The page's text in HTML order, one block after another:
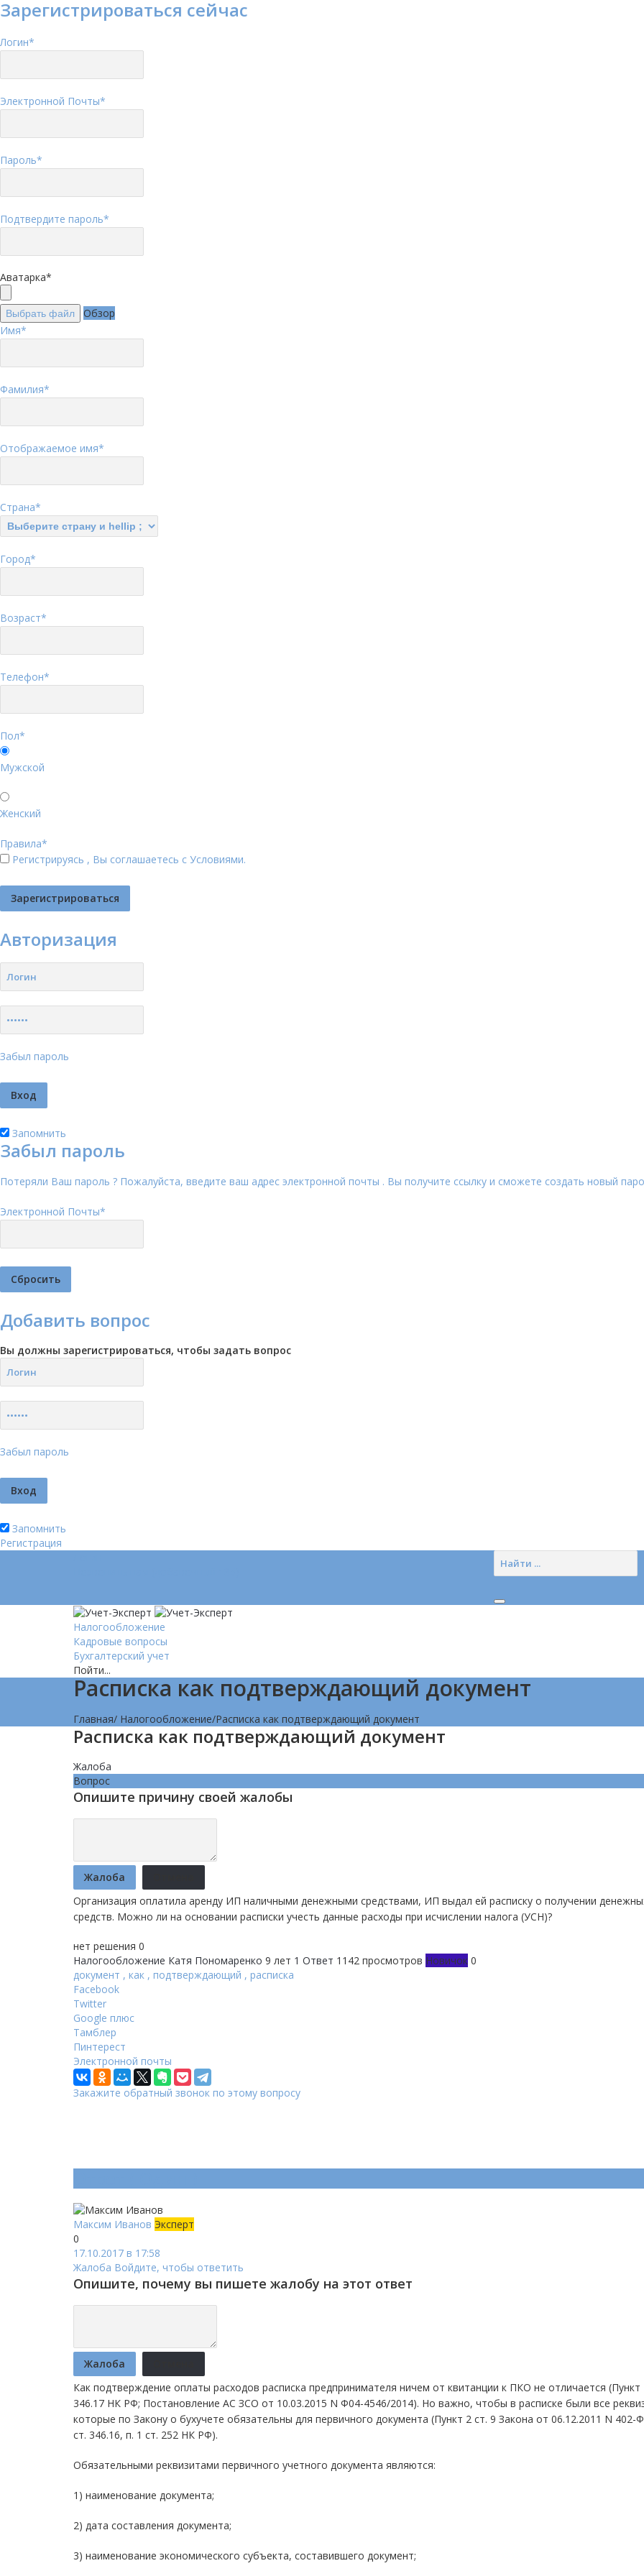
Зарегистрироваться сейчас
Логин*
Электронной Почты*
Пароль*
Подтвердите пароль*
Аватарка*
Выбрать файл
Обзор
Имя*
Фамилия*
Отображаемое имя*
Страна*
Город*
Возраст*
Телефон*
Пол*
Мужской
Женский
Правила*
Регистрируясь , Вы соглашаетесь с Условиями.
Авторизация
Забыл пароль
Запомнить
Забыл пароль
Потеряли Ваш пароль ? Пожалуйста, введите ваш адрес электронной почты . Вы получите ссылку и сможете создать новый
Электронной Почты*
Добавить вопрос
Вы должны зарегистрироваться, чтобы задать вопрос
Забыл пароль
Запомнить
Регистрация
Налогообложение
Кадровые вопросы
Бухгалтерский учет
Пойти...
Расписка как подтверждающий документ
Главная/ Налогообложение/Расписка как подтверждающий документ
Расписка как подтверждающий документ
Жалоба
Вопрос
Опишите причину своей жалобы
Жалоба
Организация оплатила аренду ИП наличными денежными средствами, ИП выдал ей расписку о получении
средств. Можно ли на основании расписки учесть данные расходы при исчислении налога (УСН)?
нет решения 0
Налогообложение Катя Пономаренко 9 лет 1 Ответ 1142 просмотров Новичок 0
документ , как , подтверждающий , расписка
Facebook
Twitter
Google плюс
Тамблер
Пинтерест
Электронной почты
Закажите обратный звонок по этому вопросу
Максим Иванов Эксперт
0
17.10.2017 в 17:58
Жалоба Войдите, чтобы ответить
Опишите, почему вы пишете жалобу на этот ответ
Жалоба
Как подтверждение оплаты расходов расписка предпринимателя ничем от квитанции к ПКО не отличается (Пункт
346.17 НК РФ; Постановление АС ЗСО от 10.03.2015 N Ф04-4546/2014). Но важно, чтобы в расписке были все
которые по Закону о бухучете обязательны для первичного документа (Пункт 2 ст. 9 Закона от 06.12.2011 N 402-
ст. 346.16, п. 1 ст. 252 НК РФ).
Обязательными реквизитами первичного учетного документа являются:
1) наименование документа;
2) дата составления документа;
3) наименование экономического субъекта, составившего документ;